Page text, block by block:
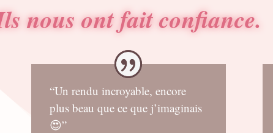
nous ont fait confiance.
“Un rendu incroyable, encore
plus beau que ce que j’imaginais
😍”